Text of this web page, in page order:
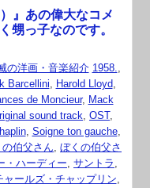
』あの偉大なコメ
甥っ子なのです。
の洋画・音楽紹介 1958.,
Barcellini, Harold Lloyd,
de Moncieur, Mack
sound track, OST,
, Soigne ton gauche,
の伯父さん, ぼくの伯父さ
・ハーディー, サントラ ,
ャールズ・チャップリン,